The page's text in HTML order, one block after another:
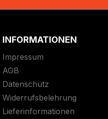
INFORMATIONEN
Impressum
AGB
Datenschutz
Widerrufsbelehrung
Lieferinformationen